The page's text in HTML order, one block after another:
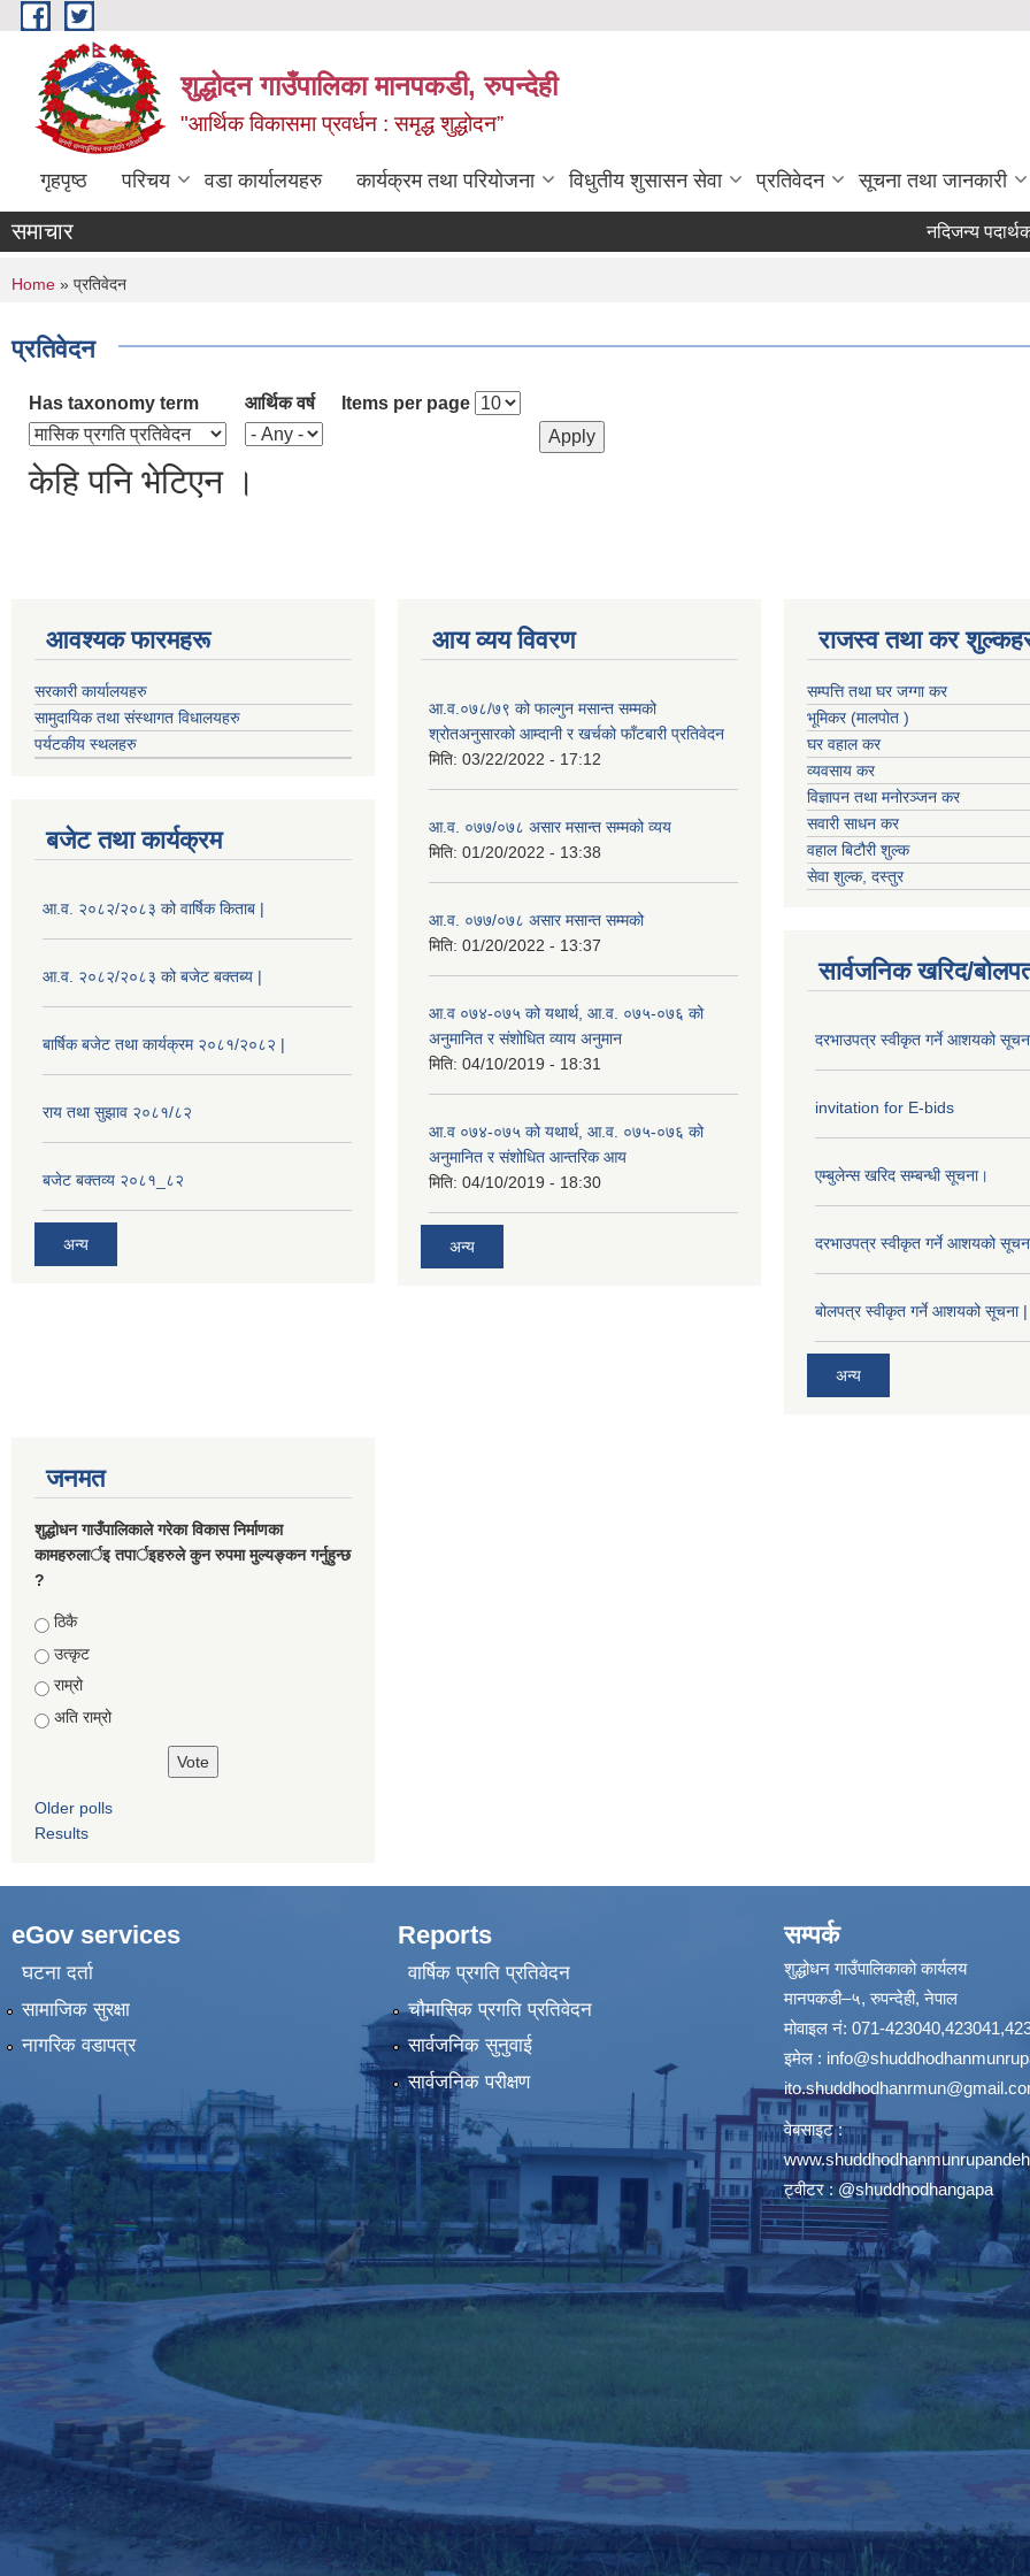
Skip to main content
शुद्धोदन गाउँपालिका मानपकडी, रुपन्देही
"आर्थिक विकासमा प्रवर्धन : समृद्ध शुद्धोदन”
गृहपृष्ठ परिचय वडा कार्यालयहरु कार्यक्रम तथा परियोजना विधुतीय शुसासन सेवा प्रतिवेदन सूचना तथा जानकारी
समाचार नदिजन्य पदार्थको
You are here
Home » प्रतिवेदन
प्रतिवेदन
Has taxonomy term आर्थिक वर्ष Items per page
केहि पनि भेटिएन ।
आवश्यक फारमहरू
सरकारी कार्यालयहरु
सामुदायिक तथा संस्थागत विधालयहरु
पर्यटकीय स्थलहरु
बजेट तथा कार्यक्रम
आ.व. २०८२/२०८३ को वार्षिक किताब |
आ.व. २०८२/२०८३ को बजेट बक्तब्य |
बार्षिक बजेट तथा कार्यक्रम २०८१/२०८२ |
राय तथा सुझाव २०८१/८२
बजेट बक्तव्य २०८१_८२
अन्य
आय व्यय विवरण
आ.व.०७८/७९ को फाल्गुन मसान्त सम्मको
श्रोतअनुसारको आम्दानी र खर्चको फाँटबारी प्रतिवेदन
मिति: 03/22/2022 - 17:12
आ.व. ०७७/०७८ असार मसान्त सम्मको व्यय
मिति: 01/20/2022 - 13:38
आ.व. ०७७/०७८ असार मसान्त सम्मको
मिति: 01/20/2022 - 13:37
आ.व ०७४-०७५ को यथार्थ, आ.व. ०७५-०७६ को
अनुमानित र संशोधित व्याय अनुमान
मिति: 04/10/2019 - 18:31
आ.व ०७४-०७५ को यथार्थ, आ.व. ०७५-०७६ को
अनुमानित र संशोधित आन्तरिक आय
मिति: 04/10/2019 - 18:30
अन्य
राजस्व तथा कर
सम्पत्ति तथा घर जग्गा कर
भूमिकर (मालपोत )
घर वहाल कर
व्यवसाय कर
विज्ञापन तथा मनोरञ्जन कर
सवारी साधन कर
वहाल बिटौरी शुल्क
सेवा शुल्क, दस्तुर
सार्वजनिक खरिद/
दरभाउपत्र स्वीकृत गर्ने आशयको
invitation for E-bids
एम्बुलेन्स खरिद सम्बन्धी सूचना।
दरभाउपत्र स्वीकृत गर्ने आशयको
बोलपत्र स्वीकृत गर्ने आशयको सूचना |
अन्य
जनमत
शुद्धोधन गाउँपालिकाले गरेका विकास निर्माणका
कामहरुलार्इ तपार्इहरुले कुन रुपमा मुल्यङ्कन गर्नुहुन्छ
?
Choices
ठिकै
उत्कृट
राम्रो
अति राम्रो
Older polls
Results
eGov services
घटना दर्ता
सामाजिक सुरक्षा
नागरिक वडापत्र
Reports
वार्षिक प्रगति प्रतिवेदन
चौमासिक प्रगति प्रतिवेदन
सार्वजनिक सुनुवाई
सार्वजनिक परीक्षण
सम्पर्क
शुद्धोधन गाउँपालिकाको कार्यलय
मानपकडी–५, रुपन्देही, नेपाल
मोवाइल नं: 071-
इमेल :
वेबसाइट :
ट्वीटर : @shuddhodhangapa